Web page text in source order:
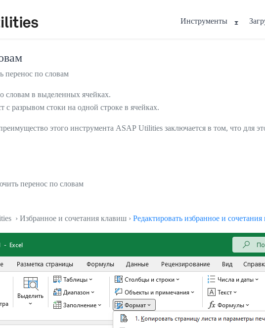
Инструменты
перенос по словам
словам в выделенных ячейках.
с разрывом стоки на одной строке в ячейках.
этого инструмента ASAP Utilities заключается в том, что для
перенос по словам
› Избранное и сочетания клавиш › Редактировать избранное и